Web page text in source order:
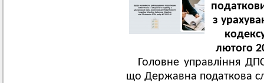
з
лютого
Головне управління
що Державна податкова